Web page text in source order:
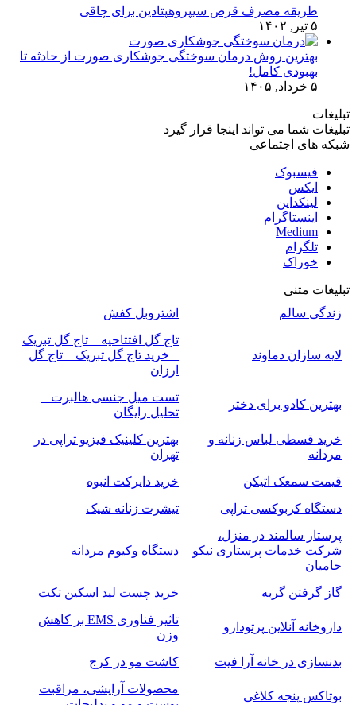
طریقه مصرف قرص سیپروهپتادین برای چاقی
۵ تیر, ۱۴۰۲
بهترین روش درمان سوختگی جوشکاری صورت از حادثه تا
بهبودی کامل!
۵ خرداد, ۱۴۰۵
تبلیغات
تبلیغات شما می تواند اینجا قرار گیرد
شبکه های اجتماعی
فیسبوک
ایکس
لینکداین
اینستاگرام
Medium
تلگرام
خوراک
تبلیغات متنی
زندگی سالم
اشتروبل کفش
لایه سازان دماوند
تاج گل افتتاحیه _ تاج گل تبریک
_ خرید تاج گل تبریک _ تاج گل
ارزان
بهترین کادو برای دختر
تست میل جنسی هالبرت +
تحلیل رایگان
خرید قسطی لباس زنانه و
مردانه
بهترین کلینیک فیزیو تراپی در
تهران
قیمت سمعک اتیکن
خرید دایرکت انبوه
دستگاه کربوکسی تراپی
تیشرت زنانه شیک
پرستار سالمند در منزل،
شرکت خدمات پرستاری نیکو
حامیان
دستگاه وکیوم مردانه
گاز گرفتن گربه خرید چست لید اسکین تکت
داروخانه آنلاین پرتودارو
تاثیر فناوری EMS بر کاهش
وزن
بدنسازی در خانه آرا فیت
کاشت مو در کرج
بوتاکس پنجه کلاغی
محصولات آرایشی، مراقبت